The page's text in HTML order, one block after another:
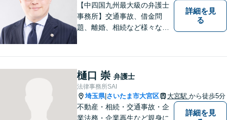
【中四国九州最大級の弁護士
事務所】交通事故、借金問
題、離婚、相続など様々な問
い！
詳細を見
る
樋口 崇 弁護士
法律事務所SAI
埼玉県| さいたま市大宮区 大宮駅 から徒歩5分
不動産・相続・交通事故・企
業法務・企業再生など親身に
詳細を見